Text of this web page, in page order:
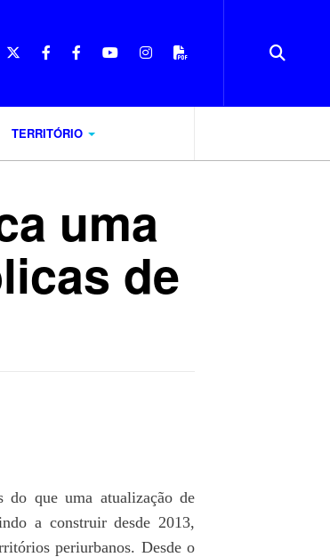
TERRITÓRIO
uma
de
que uma atualização de
a construir desde 2013,
periurbanos. Desde o